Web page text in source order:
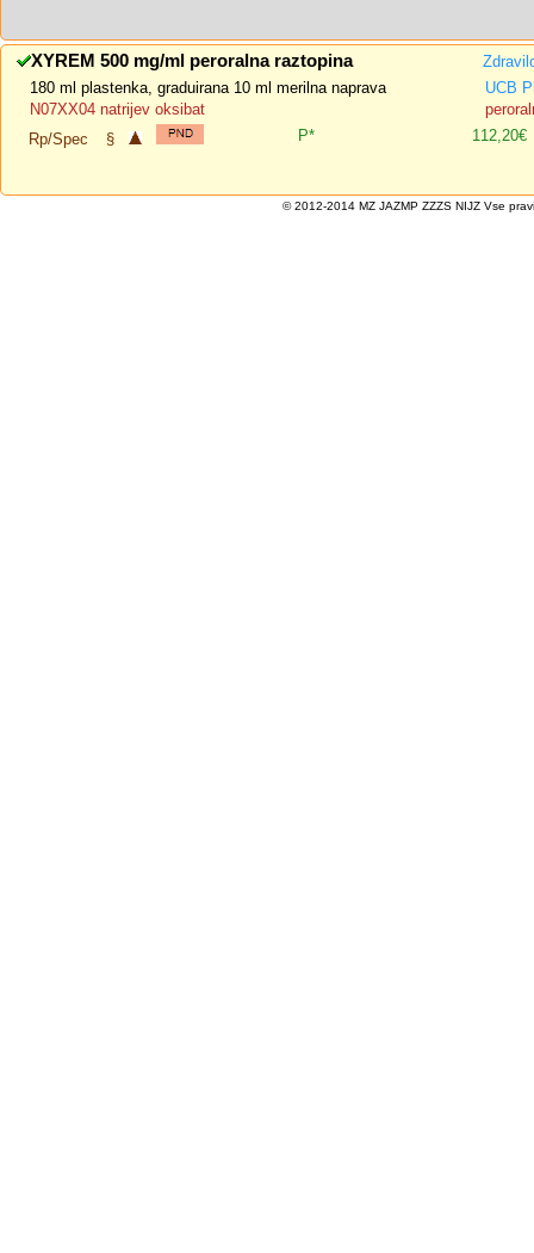
XYREM 500 mg/ml peroralna raztopina
180 ml plastenka, graduirana 10 ml merilna naprava
UCB
N07XX04 natrijev oksibat
Rp/Spec
§ P* 112,20€
© 2012-2014 MZ JAZMP ZZZS NIJZ Vse